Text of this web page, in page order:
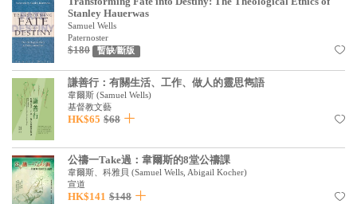
社會／倫理
哲學／宗教比較
見證／傳記
文藝／勵志
精選影音
其他
Stanley Hauerwas
Samuel Wells
Paternoster
$180 暫缺/斷版
謙善行：有關生活、工作、做人的靈思雋語
韋爾斯 (Samuel Wells)
基督教文藝
HK$65 $68
公禱一Take過：韋爾斯的8堂公禱課
韋爾斯、科雅貝 (Samuel Wells, Abigail Kocher)
宣道
HK$141 $148